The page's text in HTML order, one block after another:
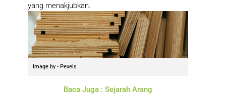
yang menakjubkan.
Image by - Pexels
Baca Juga : Sejarah Arang